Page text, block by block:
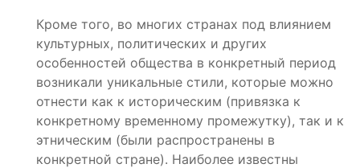
Кроме того, во многих странах под влиянием
культурных, политических и других
особенностей общества в конкретный период
возникали уникальные стили, которые можно
отнести как к историческим (привязка к
конкретному временному промежутку), так и к
этническим (были распространены в
конкретной стране). Наиболее известны